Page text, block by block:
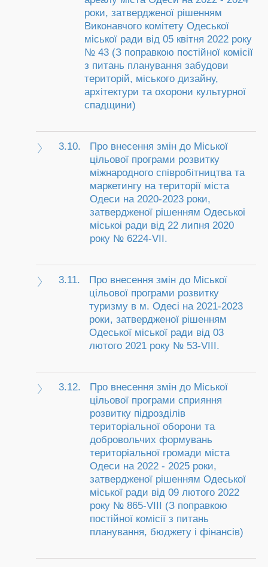
роки, затвердженої рішенням
Виконавчого комітету Одеської
міської ради від 05 квітня 2022 року
№ 43 (З поправкою постійної комісії
з питань планування забудови
територій, міського дизайну,
архітектури та охорони культурної
спадщини)
3.10.
Про внесення змін до Міської
цільової програми розвитку
міжнародного співробітництва та
маркетингу на території міста
Одеси на 2020-2023 роки,
затвердженої рішенням Одеськоі
міськоі ради від 22 липня 2020
року № 6224-VII.
3.11.
Про внесення змін до Міської
цільової програми розвитку
туризму в м. Одесі на 2021-2023
роки, затвердженої рішенням
Одеської міської ради від 03
лютого 2021 року № 53-VIII.
3.12.
Про внесення змін до Міської
цільової програми сприяння
розвитку підрозділів
територіальної оборони та
добровольчих формувань
територіальної громади міста
Одеси на 2022 - 2025 роки,
затвердженої рішенням Одеської
міської ради від 09 лютого 2022
року № 865-VIII (З поправкою
постійної комісії з питань
планування, бюджету і фінансів)